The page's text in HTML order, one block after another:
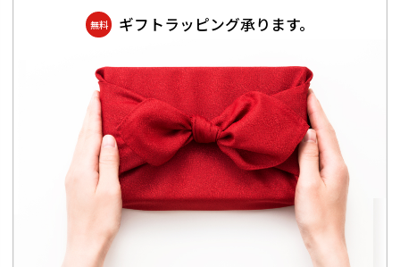
無料 ギフトラッピング承ります。